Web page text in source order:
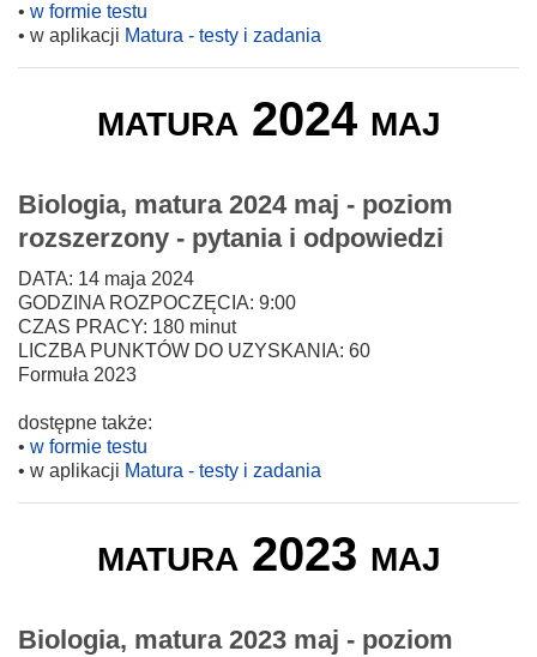
• w formie testu
• w aplikacji Matura - testy i zadania
matura 2024 maj
Biologia, matura 2024 maj - poziom
rozszerzony - pytania i odpowiedzi
DATA: 14 maja 2024
GODZINA ROZPOCZĘCIA: 9:00
CZAS PRACY: 180 minut
LICZBA PUNKTÓW DO UZYSKANIA: 60
Formuła 2023
dostępne także:
• w formie testu
• w aplikacji Matura - testy i zadania
matura 2023 maj
Biologia, matura 2023 maj - poziom